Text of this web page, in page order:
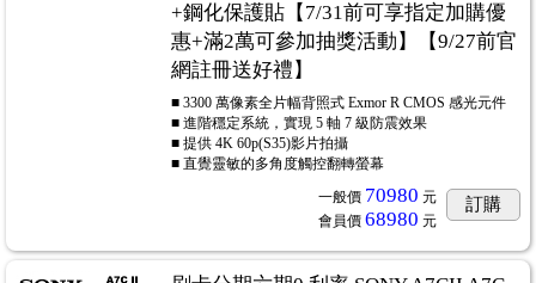
+鋼化保護貼【7/31前可享指定加購優
惠+滿2萬可參加抽獎活動】【9/27前官
網註冊送好禮】
■ 3300 萬像素全片幅背照式 Exmor R CMOS 感光元件
■ 進階穩定系統，實現 5 軸 7 級防震效果
■ 提供 4K 60p(S35)影片拍攝
■ 直覺靈敏的多角度觸控翻轉螢幕
一般價 70980 元
會員價 68980 元
訂購